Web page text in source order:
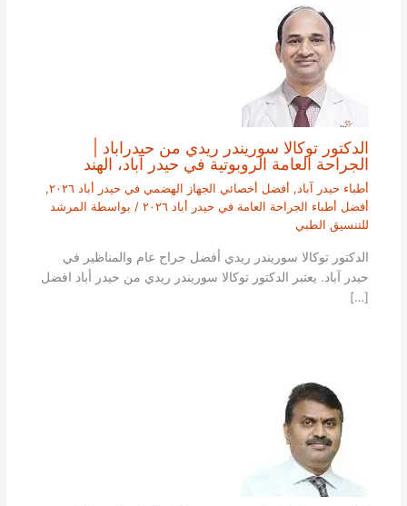
الدكتور توكالا سوريندر ريدي من حيدراباد |
الجراحة العامة الروبوتية في حيدر آباد، الهند
أطباء حيدر آباد, أفضل أخصائي الجهاز الهضمي في حيدر أباد ٢٠٢٦
,
أفضل أطباء الجراحة العامة في حيدر أباد ٢٠٢٦
/ بواسطة المرشد
للتنسيق الطبي
الدكتور توكالا سوريندر ريدي أفضل جراح عام والمناظير في
حيدر آباد. يعتبر الدكتور توكالا سوريندر ريدي من حيدر أباد افضل
[…]